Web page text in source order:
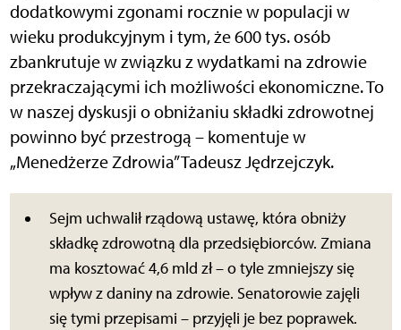
dodatkowymi zgonami rocznie w populacji w
wieku produkcyjnym i tym, że 600 tys. osób
zbankrutuje w związku z wydatkami na zdrowie
przekraczającymi ich możliwości ekonomiczne. To
w naszej dyskusji o obniżaniu składki zdrowotnej
powinno być przestrogą – komentuje w
„Menedżerze Zdrowia” Tadeusz Jędrzejczyk.
Sejm uchwalił rządową ustawę, która obniży
składkę zdrowotną dla przedsiębiorców. Zmiana
ma kosztować 4,6 mld zł – o tyle zmniejszy się
wpływ z daniny na zdrowie. Senatorowie zajęli
się tymi przepisami – przyjęli je bez poprawek.